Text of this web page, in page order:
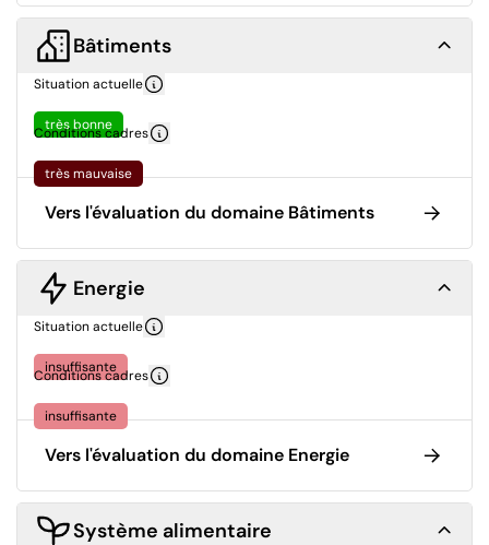
Bâtiments
Situation actuelle
très bonne
Conditions cadres
très mauvaise
Vers l'évaluation du domaine Bâtiments
Energie
Situation actuelle
insuffisante
Conditions cadres
insuffisante
Vers l'évaluation du domaine Energie
Système alimentaire